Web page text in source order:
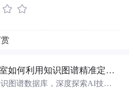
高校技术转移办公室如何利用知识图谱精准定位产业需求与技术适配点？.docx
图谱数据库，深度探索AI技术